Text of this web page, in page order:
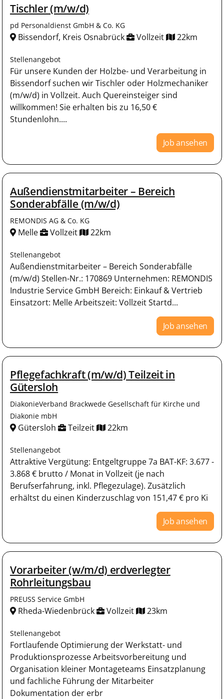
Tischler (m/w/d)
pd Personaldienst GmbH & Co. KG
Bissendorf, Kreis Osnabrück Vollzeit 22km
Stellenangebot
Für unsere Kunden der Holzbe- und Verarbeitung in
Bissendorf suchen wir Tischler oder Holzmechaniker
(m/w/d) in Vollzeit. Auch Quereinsteiger sind
willkommen! Sie erhalten bis zu 16,50 €
Stundenlohn....
Job ansehen
Außendienstmitarbeiter – Bereich
Sonderabfälle (m/w/d)
REMONDIS AG & Co. KG
Melle Vollzeit 22km
Stellenangebot
Außendienstmitarbeiter – Bereich Sonderabfälle
(m/w/d) Stellen-Nr.: 170869 Unternehmen: REMONDIS
Industrie Service GmbH Bereich: Einkauf & Vertrieb
Einsatzort: Melle Arbeitszeit: Vollzeit Startd...
Job ansehen
Pflegefachkraft (m/w/d) Teilzeit in
Gütersloh
DiakonieVerband Brackwede Gesellschaft für Kirche und
Diakonie mbH
Gütersloh Teilzeit 22km
Stellenangebot
Attraktive Vergütung: Entgeltgruppe 7a BAT-KF: 3.677 -
3.868 € brutto / Monat in Vollzeit (je nach
Berufserfahrung, inkl. Pflegezulage). Zusätzlich
erhältst du einen Kinderzuschlag von 151,47 € pro Ki
Job ansehen
Vorarbeiter (w/m/d) erdverlegter
Rohrleitungsbau
PREUSS Service GmbH
Rheda-Wiedenbrück Vollzeit 23km
Stellenangebot
Fortlaufende Optimierung der Werkstatt- und
Produktionsprozesse Arbeitsvorbereitung und
Organisation kleiner Montageteams Einsatzplanung
und fachliche Führung der Mitarbeiter
Dokumentation der erbr